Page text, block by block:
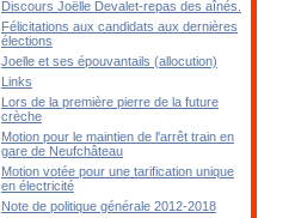
Discours Joëlle Devalet-repas des aînés.
Félicitations aux candidats aux dernières
élections
Joelle et ses épouvantails (allocution)
Links
Lors de la première pierre de la future
crèche
Motion pour le maintien de l'arrêt train en
gare de Neufchâteau
Motion votée pour une tarification unique
en électricité
Note de politique générale 2012-2018